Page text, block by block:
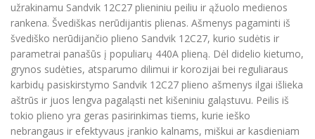
užrakinamu Sandvik 12C27 plieniniu peiliu ir ąžuolo medienos
rankena. Švediškas nerūdijantis plienas. Ašmenys pagaminti iš
švediško nerūdijančio plieno Sandvik 12C27, kurio sudėtis ir
parametrai panašūs į populiarų 440A plieną. Dėl didelio kietumo,
grynos sudėties, atsparumo dilimui ir korozijai bei reguliaraus
karbidų pasiskirstymo Sandvik 12C27 plieno ašmenys ilgai išlieka
aštrūs ir juos lengva pagaląsti net kišeniniu galąstuvu. Peilis iš
tokio plieno yra geras pasirinkimas tiems, kurie ieško
nebrangaus ir efektyvaus įrankio kalnams, miškui ar kasdieniam